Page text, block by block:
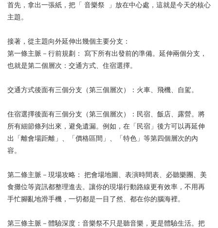
首先，拿出一張紙，把「 音樂祭 」放在中心處，這就是今天的核心
主題。
接著，從主題向外延伸出幾個主要分支：
第一條主脈－行前規劃： 寫下所有出發前的準備。延伸兩個分支，
也就是第二個層次：交通方式、住宿選擇。
交通方式後面有三個分支（第三個層次）：火車、飛機、自駕。
住宿選擇後面有三個分支（第三個層次）：民宿、飯店、露營。將
所有細節條列出來，避免遺漏。例如，在「民宿」後方可以再延伸
出「離會場距離」、「價格區間」、「特色」等第四個層次的內
容。
第二條主脈－現場攻略： 把會場地圖、表演時間表、必聽樂團、美
食攤位等資訊都整理進去。讓你的現場行動路線更有效率，不用再
手忙腳亂地滑手機，一切都是一目了然、都在你的腦海裡。
第三條主脈－體驗深度：音樂祭不只是聽音樂，更是體驗生活。把